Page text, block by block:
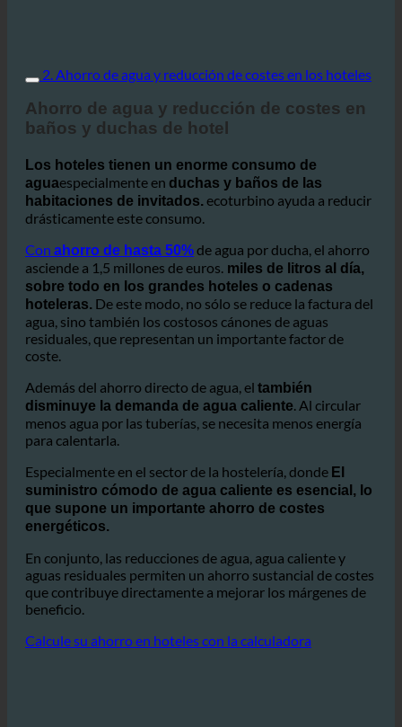
2. Ahorro de agua y reducción de costes en los hoteles
baños y duchas de hotel
Los hoteles tienen un enorme consumo de
aguaespecialmente enduchas y baños de las
habitaciones de invitados. ecoturbino ayuda a reducir
drásticamente este consumo.
Conahorro de hasta 50%de agua por ducha, el ahorro
asciende a 1,5 millones de euros.miles de litros al día,
sobre todo en los grandes hoteles o cadenas
hoteleras.De este modo, no sólo se reduce la factura del
agua, sino también los costosos cánones de aguas
residuales, que representan un importante factor de
coste.
Además del ahorro directo de agua, eltambién
disminuye la demanda de agua caliente
menos agua por las tuberías, se necesita menos energía
para calentarla.
Especialmente en el sector de la hostelería, donde
suministro cómodo de agua caliente es esencial, lo
que supone un importante ahorro de costes
energéticos.
En conjunto, las reducciones de agua, agua caliente y
aguas residuales permiten un ahorro sustancial de costes
que contribuye directamente a mejorar los márgenes de
beneficio.